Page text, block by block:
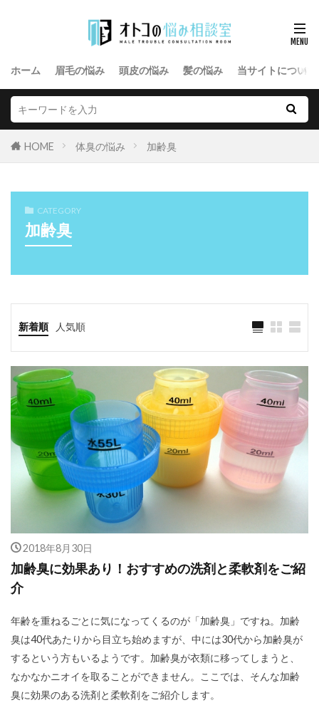
ホーム 眉毛の悩み 頭皮の悩み 髪の悩み 当サイトについて
HOME 体臭の悩み 加齢臭
CATEGORY
加齢臭
新着順 人気順
2018年8月30日
加齢臭に効果あり！おすすめの洗剤と柔軟剤をご紹
介
年齢を重ねるごとに気になってくるのが「加齢臭」ですね。加齢
臭は40代あたりから目立ち始めますが、中には30代から加齢臭が
するという方もいるようです。加齢臭が衣類に移ってしまうと、
なかなかニオイを取ることができません。ここでは、そんな加齢
臭に効果のある洗剤と柔軟剤をご紹介します。